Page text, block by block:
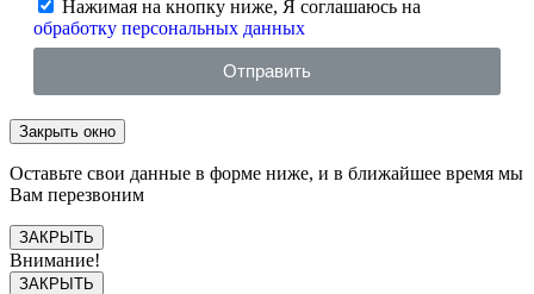
Нажимая на кнопку ниже, Я соглашаюсь на
обработку персональных данных
Отправить
Закрыть окно
Оставьте свои данные в форме ниже, и в ближайшее время мы
Вам перезвоним
ЗАКРЫТЬ
Внимание!
ЗАКРЫТЬ